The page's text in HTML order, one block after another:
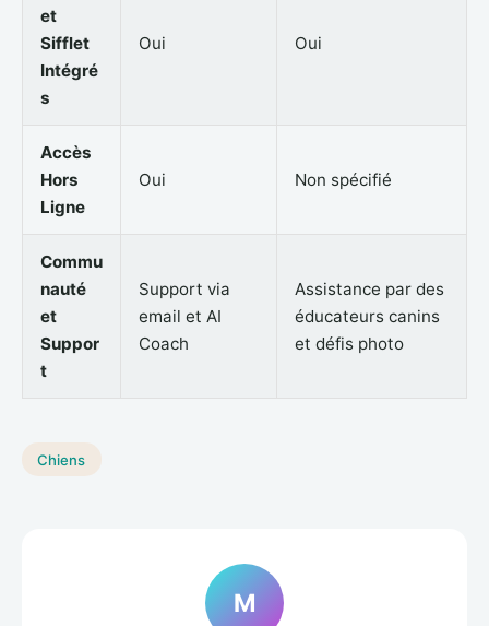
et
Sifflet
Intégré
s
Oui Oui
Accès
Hors
Ligne
Oui Non spécifié
Commu
nauté
et
Suppor
t
Support via
email et AI
Coach
Assistance par des
éducateurs canins
et défis photo
Chiens
M